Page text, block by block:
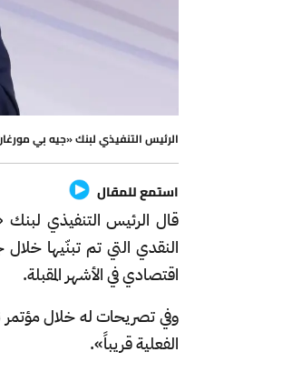
الرئيس التنفيذي لبنك «جيه بي
استمع للمقال
قال الرئيس التنفيذي لبنك
النقدي التي تم تبنّيها
اقتصادي في الأشهر المقبلة.
وفي تصريحات له خلال مؤتمر
الفعلية قريباً».